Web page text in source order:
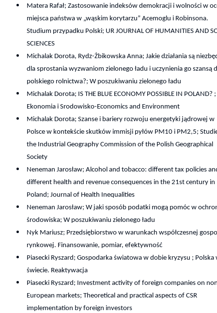
Matera Rafał; Zastosowanie indeksów demokracji i wolności w
miejsca państwa w „wąskim korytarzu” Acemoglu i Robinsona.
Studium przypadku Polski; UR JOURNAL OF HUMANITIES AND
SCIENCES
Michalak Dorota, Rydz-Żbikowska Anna; Jakie działania są
dla sprostania wyzwaniom zielonego ładu i uczynienia go szansą
polskiego rolnictwa?; W poszukiwaniu zielonego ładu
Michalak Dorota; IS THE BLUE ECONOMY POSSIBLE IN POLAND? ;
Ekonomia i Srodowisko-Economics and Environment
Michalak Dorota; Szanse i bariery rozwoju energetyki jądrowej w
Polsce w kontekście skutków immisji pyłów PM10 i PM2,5;
the Industrial Geography Commission of the Polish Geographical
Society
Neneman Jarosław; Alcohol and tobacco: different tax policies
different health and revenue consequences in the 21st century in
Poland; Journal of Health Inequalities
Neneman Jarosław; W jaki sposób podatki mogą pomóc w
środowiska; W poszukiwaniu zielonego ładu
Nyk Mariusz; Przedsiębiorstwo w warunkach współczesnej
rynkowej. Finansowanie, pomiar, efektywność
Piasecki Ryszard; Gospodarka światowa w dobie kryzysu ; Polska
świecie. Reaktywacja
Piasecki Ryszard; Investment activity of foreign companies on
European markets; Theoretical and practical aspects of CSR
implementation by foreign investors